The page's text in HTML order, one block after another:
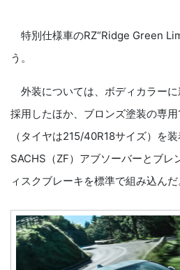
特別仕様車のRZ“Ridge Green
う。
外装については、ボディカラー
採用したほか、ブロンズ塗装の専
（タイヤは215/40R18サイズ）を
SACHS（ZF）アブソーバーとブレ
ィスクブレーキを標準で組み込んだ